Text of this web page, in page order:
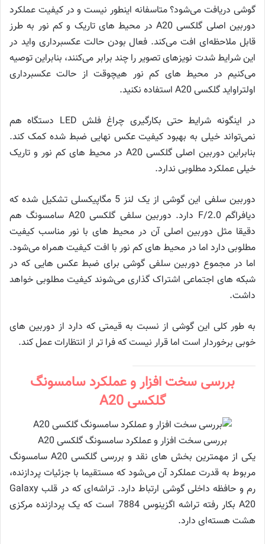
گوشی دریافت می‌شود؟ متاسفانه اینطور نیست و در کیفیت عملکرد
دوربین اصلی گلکسی A20 در محیط های تاریک و کم نور به طرز
قابل ملاحظه‌ای افت می‌کند. فعال بودن حالت عکسبرداری واید در
این شرایط شدت نویزهای تصویر را چند برابر می‌کنند، بنابراین توصیه
می‌کنیم در محیط های کم نور هیچوقت از حالت عکسبرداری
اولتراواید گلکسی A20 استفاده نکنید.
در اینگونه شرایط حتی بکارگیری چراغ فلش LED دستگاه هم
نمی‌تواند خیلی به بهبود کیفیت عکس نهایی ضبط شده کمک کند.
بنابراین دوربین اصلی گلکسی A20 در محیط های کم نور و تاریک
خیلی عملکرد مطلوبی ندارد.
دوربین سلفی این گوشی از یک لنز 5 مگاپیکسلی تشکیل شده که
دیافراگم F/2.0 دارد. دوربین سلفی گلکسی A20 سامسونگ هم
دقیقا مثل دوربین اصلی آن در محیط های با نور مناسب کیفیت
مطلوبی دارد اما در محیط های کم نور با افت کیفیت همراه می‌شود.
اما در مجموع دوربین سلفی گوشی برای ضبط عکس هایی که در
شبکه های اجتماعی اشتراک گذاری می‌شوند کیفیت مطلوبی خواهد
داشت.
به طور کلی این گوشی از نسبت به قیمتی که دارد از دوربین های
خوبی برخوردار است اما قرار نیست که فرا تر از انتظارات عمل کند.
بررسی سخت افزار و عملکرد سامسونگ
گلکسی A20
بررسی سخت افزار و عملکرد سامسونگ گلکسی A20
یکی از مهمترین بخش های نقد و بررسی گلکسی A20 سامسونگ
مربوط به قدرت عملکرد آن می‌شود که مستقیما با جزئیات پردازنده،
رم و حافظه داخلی گوشی ارتباط دارد. تراشه‌ای که در قلب Galaxy
A20 بکار رفته تراشه اگزینوس 7884 است که یک پردازنده مرکزی
هشت هسته‌ای دارد.